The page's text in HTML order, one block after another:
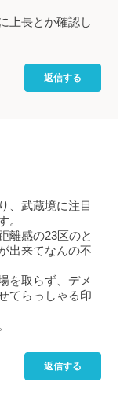
上長とか確認し
返信する
、武蔵境に注目
。
離感の23区のと
出来てなんの不
を取らず、デメ
てらっしゃる印
返信する